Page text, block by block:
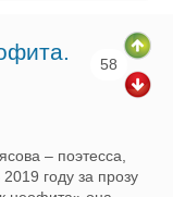
58
– поэтесса,
году за прозу